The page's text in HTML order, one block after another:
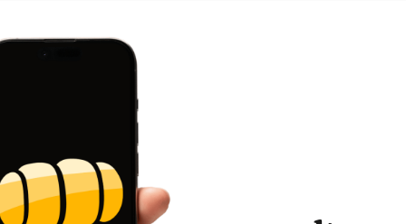
Victorino Santaella Nuevo equipo,